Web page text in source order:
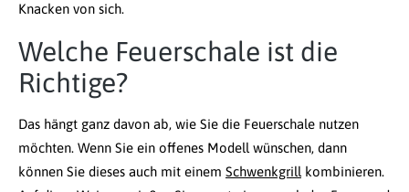
Knacken von sich.
Welche Feuerschale ist die
Richtige?
Das hängt ganz davon ab, wie Sie die Feuerschale nutzen
möchten. Wenn Sie ein offenes Modell wünschen, dann
können Sie dieses auch mit einem Schwenkgrill kombinieren.